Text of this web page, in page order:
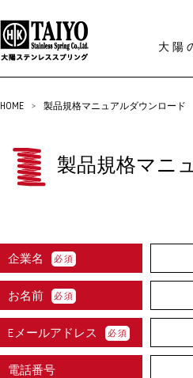
大陽
HOME > 製品規格マニュアルダウンロード
製品規格マニ
企業名 必須
お名前 必須
Eメールアドレス 必須
電話番号